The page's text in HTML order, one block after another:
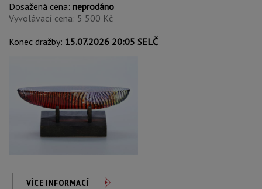
Dosažená cena: neprodáno
Vyvolávací cena: 5 500 Kč
Konec dražby: 15.07.2026 20:05 SELČ
VÍCE INFORMACÍ